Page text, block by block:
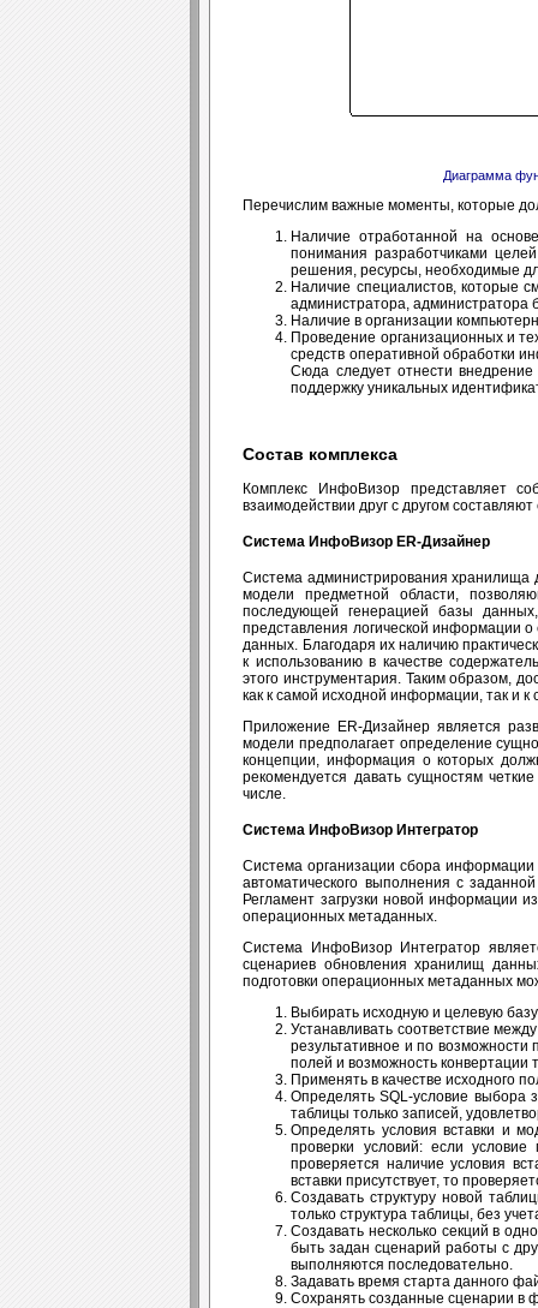
Диаграмма
Перечислим важные моменты, которые
Наличие отработанной на
понимания разработчиками
решения, ресурсы, необходимые
Наличие специалистов, которые
администратора, администратора
Наличие в организации
Проведение организационных и
средств оперативной обработки
Сюда следует отнести
поддержку уникальных
Состав комплекса
Комплекс ИнфоВизор представляет
взаимодействии друг с другом
Система ИнфоВизор ER-Дизайнер
Система администрирования хранилища
модели предметной области,
последующей генерацией базы
представления логической информации
данных. Благодаря их наличию
к использованию в качестве
этого инструментария. Таким образом,
как к самой исходной информации, так и к
Приложение ER-Дизайнер является
модели предполагает определение
концепции, информация о которых
рекомендуется давать сущностям
числе.
Система ИнфоВизор Интегратор
Система организации сбора
автоматического выполнения с
Регламент загрузки новой информации
операционных метаданных.
Система ИнфоВизор Интегратор
сценариев обновления хранилищ
подготовки операционных метаданных
Выбирать исходную и целевую
Устанавливать соответствие
результативное и по возможности
полей и возможность конвертации
Применять в качестве исходного
Определять SQL-условие выбора
таблицы только записей,
Определять условия вставки и
проверки условий: если
проверяется наличие условия
вставки присутствует, то
Создавать структуру новой
только структура таблицы, без
Создавать несколько секций в
быть задан сценарий работы с
выполняются последовательно.
Задавать время старта данного
Сохранять созданные сценарии в